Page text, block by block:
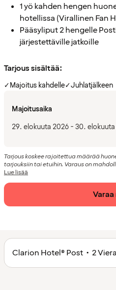
1 yö kahden hengen
hotellissa (Virallinen Fan
Pääsyliput 2 hengelle
järjestettäville jatkoille
Tarjous sisältää:
✓Majoitus kahdelle✓Juhlatjälkeen
Majoitusaika
29. elokuuta 2026 - 30.
Tarjous koskee rajoitettua määrää
tarjouksiin tai etuihin. Varaus on
Lue lisää
Clarion Hotel® Post • 2